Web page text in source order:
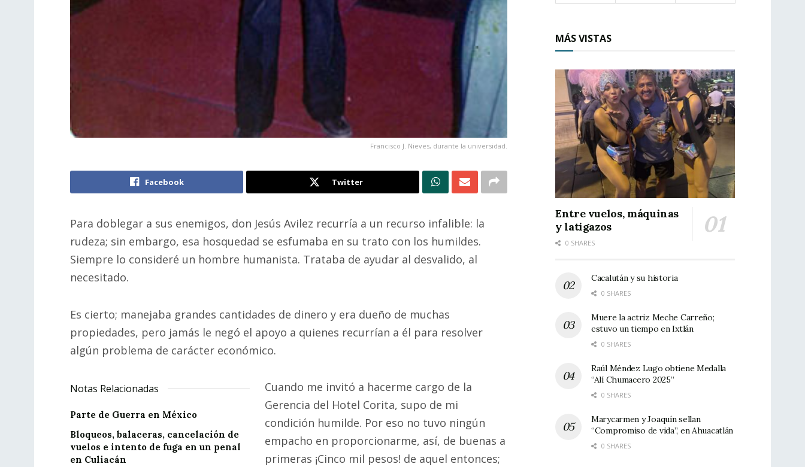
Francisco J. Nieves, durante la universidad.
Facebook Twitter
Para doblegar a sus enemigos, don Jesús Avilez recurría a un recurso infalible: la
rudeza; sin embargo, esa hosquedad se esfumaba en su trato con los humildes.
Siempre lo consideré un hombre humanista. Trataba de ayudar al desvalido, al
necesitado.
Es cierto; manejaba grandes cantidades de dinero y era dueño de muchas
propiedades, pero jamás le negó el apoyo a quienes recurrían a él para resolver
algún problema de carácter económico.
Notas Relacionadas
Parte de Guerra en México
Bloqueos, balaceras, cancelación de
vuelos e intento de fuga en un penal
en Culiacán
Cuando me invitó a hacerme cargo de la
Gerencia del Hotel Corita, supo de mi
condición humilde. Por eso no tuvo ningún
empacho en proporcionarme, así, de buenas a
primeras ¡Cinco mil pesos! de aquel entonces;
MÁS VISTAS
Entre vuelos, máquinas
y latigazos
0 SHARES
Cacalután y su historia
0 SHARES
Muere la actriz Meche Carreño;
estuvo un tiempo en Ixtlán
0 SHARES
Raúl Méndez Lugo obtiene Medalla
“Alí Chumacero 2025”
0 SHARES
Marycarmen y Joaquín sellan
“Compromiso de vida”, en Ahuacatlán
0 SHARES